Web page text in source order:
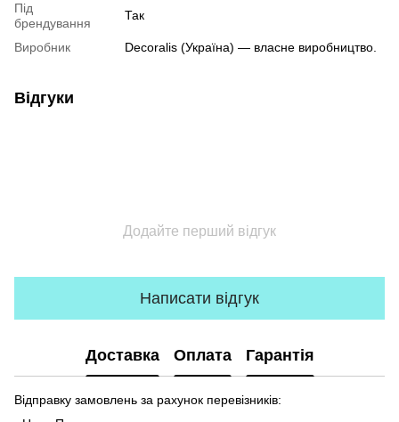
Під
брендування
Так
Виробник Decoralis (Україна) — власне виробництво.
Відгуки
Додайте перший відгук
Написати відгук
Доставка Оплата Гарантія
Відправку замовлень за рахунок перевізників: